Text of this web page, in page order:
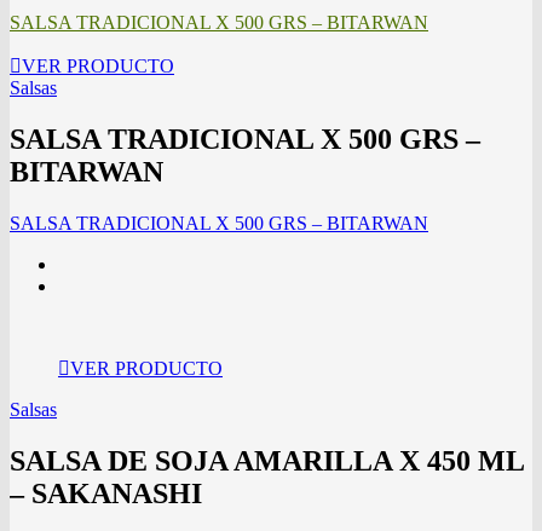
SALSA TRADICIONAL X 500 GRS – BITARWAN
VER PRODUCTO
Salsas
SALSA TRADICIONAL X 500 GRS –
BITARWAN
SALSA TRADICIONAL X 500 GRS – BITARWAN
VER PRODUCTO
Salsas
SALSA DE SOJA AMARILLA X 450 ML
– SAKANASHI